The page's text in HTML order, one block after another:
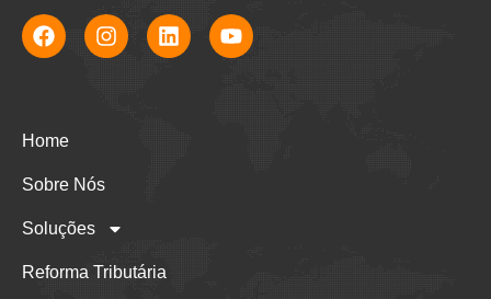
Home
Sobre Nós
Soluções
Reforma Tributária